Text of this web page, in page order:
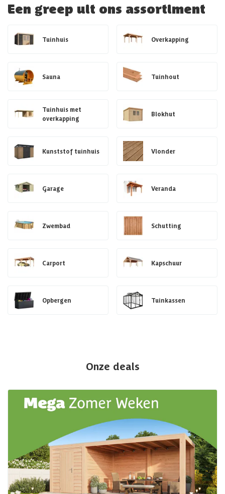
Een greep uit ons assortiment
Tuinhuis Overkapping
Sauna Tuinhout
Tuinhuis met
overkapping
Blokhut
Kunststof tuinhuis Vlonder
Garage Veranda
Zwembad Schutting
Carport Kapschuur
Opbergen Tuinkassen
Onze deals